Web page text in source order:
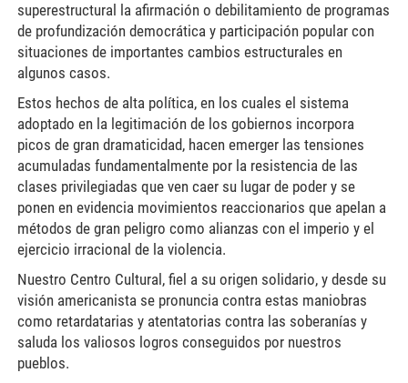
superestructural la afirmación o debilitamiento de programas
de profundización democrática y participación popular con
situaciones de importantes cambios estructurales en
algunos casos.
Estos hechos de alta política, en los cuales el sistema
adoptado en la legitimación de los gobiernos incorpora
picos de gran dramaticidad, hacen emerger las tensiones
acumuladas fundamentalmente por la resistencia de las
clases privilegiadas que ven caer su lugar de poder y se
ponen en evidencia movimientos reaccionarios que apelan a
métodos de gran peligro como alianzas con el imperio y el
ejercicio irracional de la violencia.
Nuestro Centro Cultural, fiel a su origen solidario, y desde su
visión americanista se pronuncia contra estas maniobras
como retardatarias y atentatorias contra las soberanías y
saluda los valiosos logros conseguidos por nuestros
pueblos.